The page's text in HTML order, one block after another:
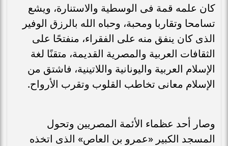
كان علمه قمة فى الوسطية والاستنارة، ويشع
تسامحا وتقاربا ومحبة، وحباه الله بالرزق الوفير
الذى كان ينفق منه على الفقراء، منفتحًا على
الثقافات العربية والمصرية القديمة، متقنًا لغة
الإسلام العربية واليونانية واللاتينية، فاشتق من
الإسلام معانى تخاطب القلوب وتقرب الأرواح.
وصار أحد عظماء الأئمة المصريين وتحول
المسجد الكبير «عمرو بن العاص» الذى اتخذه